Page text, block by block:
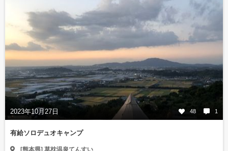
2023年10月27日 48 1
有給ソロデュオキャンプ
[熊本県] 草枕温泉てんすい